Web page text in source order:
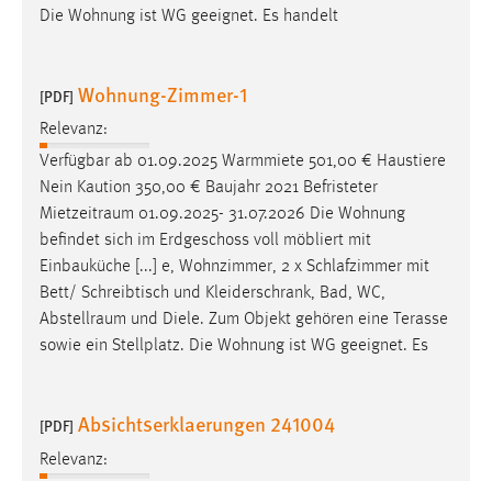
Die Wohnung ist WG geeignet. Es handelt
[PDF] Wohnung-Zimmer-1
Relevanz:
Verfügbar ab 01.09.2025 Warmmiete 501,00 € Haustiere
Nein Kaution 350,00 € Baujahr 2021 Befristeter
Mietzeitraum 01.09.2025- 31.07.2026 Die Wohnung
befindet sich im Erdgeschoss voll möbliert mit
Einbauküche [...] e, Wohnzimmer, 2 x Schlafzimmer mit
Bett/ Schreibtisch und Kleiderschrank, Bad, WC,
Abstellraum und Diele. Zum Objekt gehören eine Terasse
sowie ein Stellplatz. Die Wohnung ist WG geeignet. Es
[PDF] Absichtserklaerungen 241004
Relevanz: